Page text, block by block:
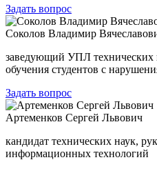
Задать вопрос
Соколов Владимир
заведующий УПЛ технических
обучения студентов с
Задать вопрос
Артеменков Сергей Львович
кандидат технических наук,
информационных технологий